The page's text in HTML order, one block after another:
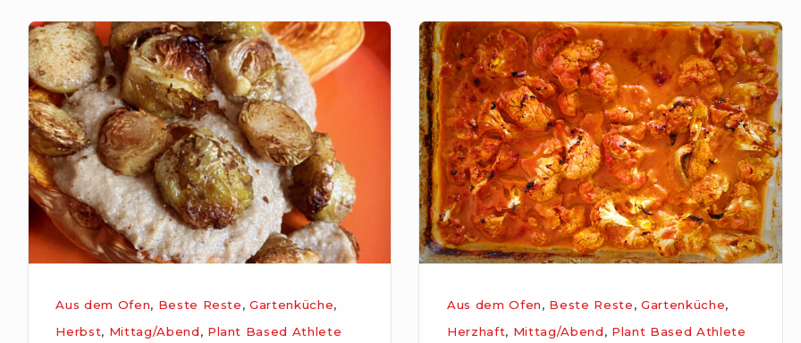
Butternusskürbis
aus
dem
Ofen
Aus dem Ofen, Beste Reste,Gartenküche,
Herbst, Mittag/Abend, Plant Based Athlete
Schnelles
Red
Thai
Curry
Aus dem Ofen, Beste Reste, Gartenküche,
Herzhaft, Mittag/Abend, Plant Based Athlete